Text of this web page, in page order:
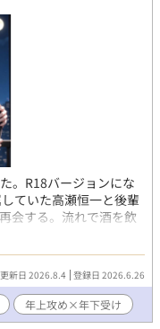
て捨てる……」 そう冷
んてされようがされま
爵様と約束したことを
る！！ 「今回、僕がお
めるためですよね？
なはずです。もしも、
を解任してくださいま
」 約束だ。解放され
がら毎日を過ごしてや
った僕。 だけど最
渡した領主様は帰って
だ！ 約束を果たした
。R18バージョンにな
ていた高瀬恒一と後輩
会する。流れで酒を飲
は告げる。 「本命がで
案じた会社の先輩に勧
はその条件を承知の上
待しない、縛らない、
がらも穏やかな日常の
いく。
新日 2026.8.4 登録日 2026.6.26
年上攻め×年下受け